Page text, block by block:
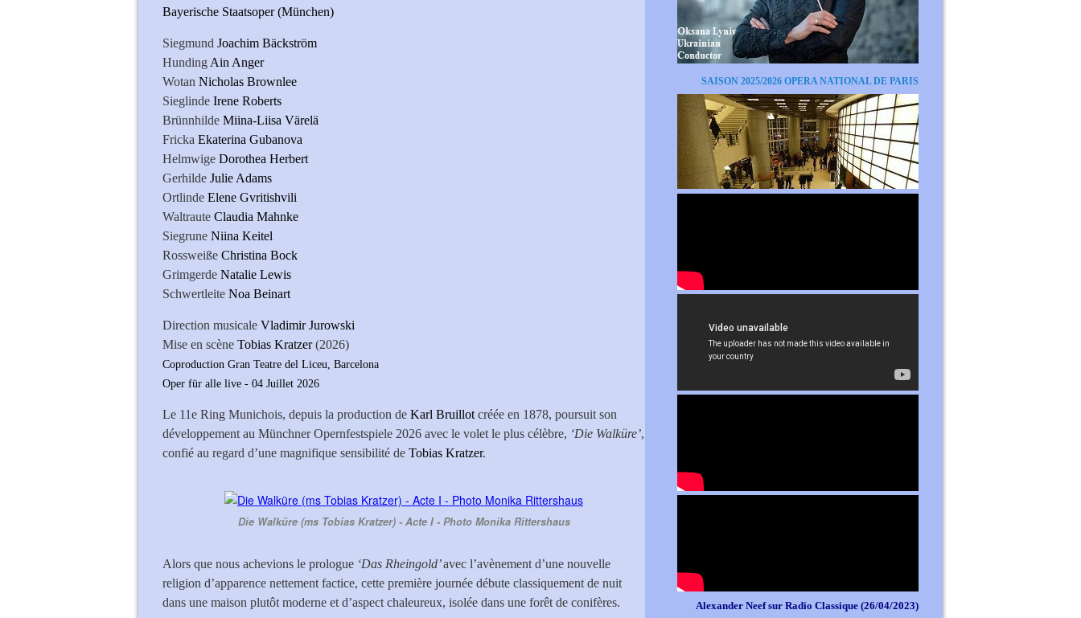
Bayerische Staatsoper (München)
Siegmund Joachim Bäckström
Hunding Ain Anger
Wotan Nicholas Brownlee
Sieglinde Irene Roberts
Brünnhilde Miina-Liisa Värelä
Fricka Ekaterina Gubanova
Helmwige Dorothea Herbert
Gerhilde Julie Adams
Ortlinde Elene Gvritishvili
Waltraute Claudia Mahnke
Siegrune Niina Keitel
Rossweiße Christina Bock
Grimgerde Natalie Lewis
Schwertleite Noa Beinart
Direction musicale Vladimir Jurowski
Mise en scène Tobias Kratzer(2026)
Coproduction Gran Teatre del Liceu, Barcelona
Oper für alle live - 04 Juillet 2026
Le 11e Ring Munichois, depuis la production de Karl Bruillot créée en 1878, poursuit son
développement au Münchner Opernfestspiele 2026 avec le volet le plus célèbre, ‘Die Walküre’,
confié au regard d’une magnifique sensibilité de Tobias Kratzer.
Die Walküre (ms Tobias Kratzer) - Acte I - Photo Monika Rittershaus
Alors que nous achevions le prologue ‘Das Rheingold’avec l’avènement d’une nouvelle
religion d’apparence nettement factice, cette première journée débute classiquement de nuit
dans une maison plutôt moderne et d’aspect chaleureux, isolée dans une forêt de conifères.
SAISON 2025/2026 OPERA NATIONAL DE PARIS
Alexander Neef sur Radio Classique (26/04/2023)